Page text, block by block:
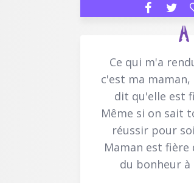
Ce qui m'a
c'est ma
dit qu'elle est
Même si on sait
réussir pour
Maman est fière
du bonheur